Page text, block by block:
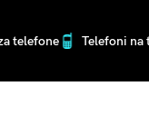
telefone Telefoni na